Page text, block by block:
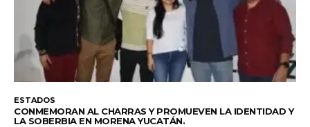
ESTADOS
CONMEMORAN AL CHARRAS Y PROMUEVEN LA IDENTIDAD Y
LA SOBERBIA EN MORENA YUCATÁN.